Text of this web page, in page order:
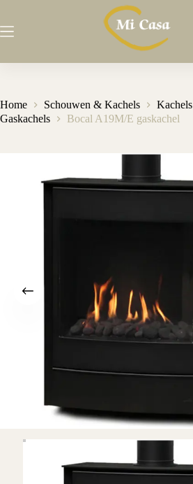
de
Home Schouwen & Kachels
Kachels
Gaskachels
Bocal A19M/E gaskachel